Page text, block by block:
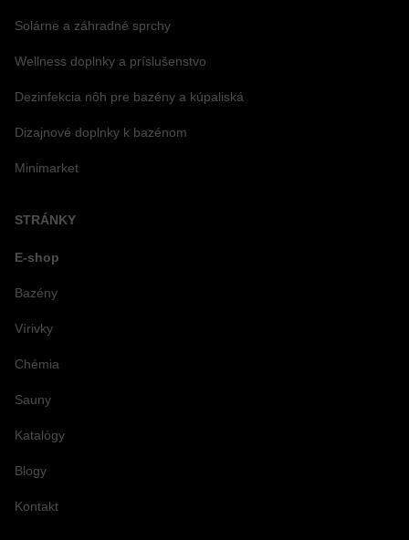
Solárne a záhradné sprchy
Wellness doplnky a príslušenstvo
Dezinfekcia nôh pre bazény a kúpaliská
Dizajnové doplnky k bazénom
Minimarket
STRÁNKY
E-shop
Bazény
Vírivky
Chémia
Sauny
Katalógy
Blogy
Kontakt